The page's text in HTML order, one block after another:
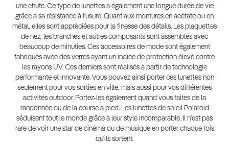
une chute. Ce type de lunettes a également une longue durée de vie
grâce à sa résistance à l'usure. Quant aux montures en acétate ou en
métal, elles sont appréciées pour la finesse des détails. Les plaquettes
de nez, les branches et autres composants sont assemblés avec
beaucoup de minuties. Ces accessoires de mode sont également
fabriqués avec des verres ayant un indice de protection élevé contre
les rayons UV. Ces derniers sont réalisés à partir de technologie
performante et innovante. Vous pouvez ainsi porter ces lunettes non
seulement pour vos sorties en ville, mais aussi pour vos différentes
activités outdoor. Portez-les également quand vous faites de la
randonnée ou de la course à pied. Les lunettes de soleil Polaroid
séduisent tout le monde grâce à leur style incomparable. Il n'est pas
rare de voir une star de cinéma ou de musique en porter chaque fois
qu'ils sortent.